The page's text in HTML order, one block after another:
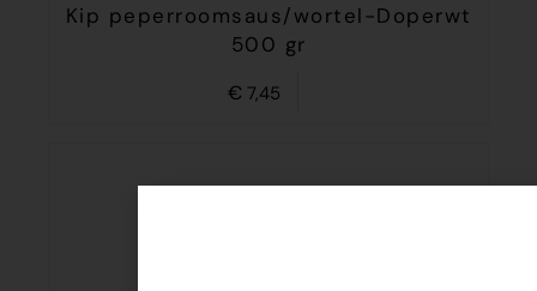
Kip peperroomsaus/wortel-Doperwt
500 gr
€ 7,45